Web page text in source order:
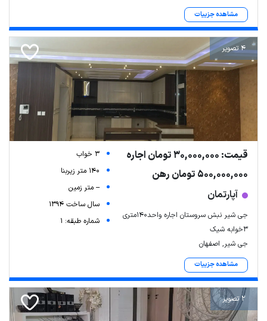
مشاهده جزییات
4 تصویر
قیمت: 30,000,000 تومان اجاره
500,000,000 تومان رهن
آپارتمان
جی شیر نبش سروستان اجاره واحد۱۴۰متری
۳خوابه شیک
جی شیر, اصفهان
مشاهده جزییات
3 خواب
140 متر زیربنا
-- متر زمین
سال ساخت 1394
شماره طبقه: 1
2 تصویر